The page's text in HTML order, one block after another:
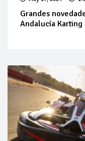
Grandes
Andalucía